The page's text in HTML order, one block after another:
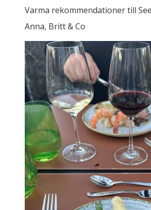
Varma rekommendationer till
Anna, Britt & Co